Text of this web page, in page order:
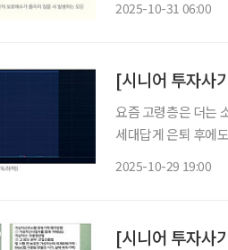
2025-10-31 06:00
요즘 고령층은 더는
세대답게 은퇴 후에
2025-10-29 19:00